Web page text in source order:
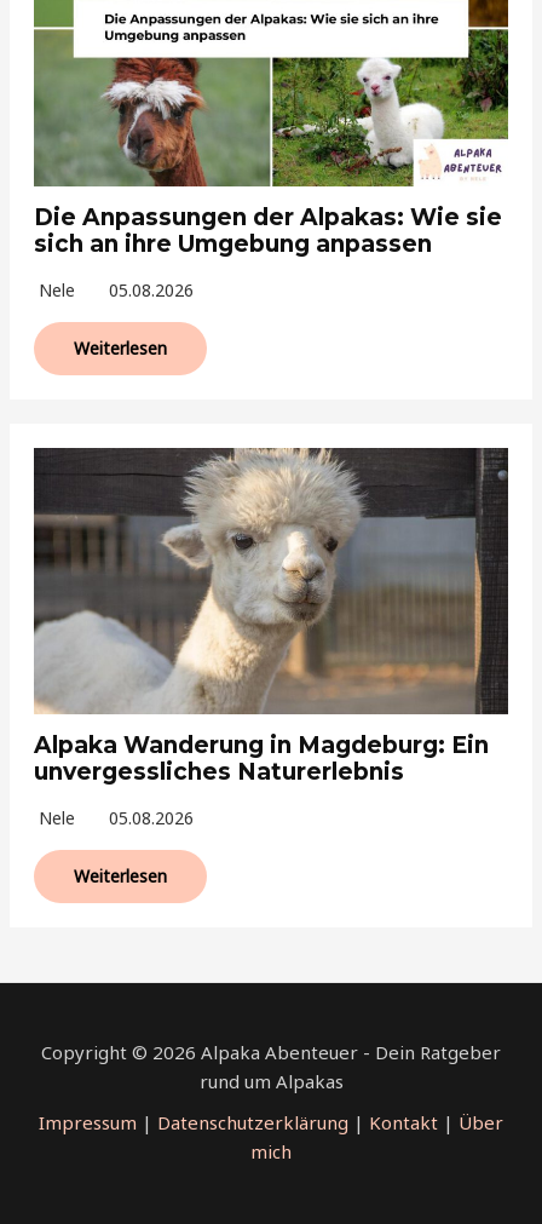
Die Anpassungen der Alpakas: Wie sie
sich an ihre Umgebung anpassen
Nele 05.08.2026
Weiterlesen
Alpaka Wanderung in Magdeburg: Ein
unvergessliches Naturerlebnis
Nele 05.08.2026
Weiterlesen
Copyright © 2026 Alpaka Abenteuer - Dein Ratgeber
rund um Alpakas
Impressum | Datenschutzerklärung | Kontakt | Über
mich